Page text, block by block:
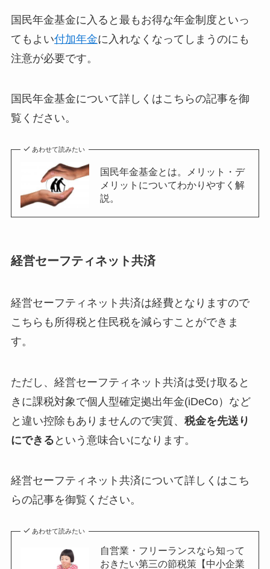
国民年金基金に入ると最もお得な年金制度といっ
てもよい付加年金に入れなくなってしまうのにも
注意が必要です。
国民年金基金について詳しくはこちらの記事を御
覧ください。
あわせて読みたい
国民年金基金とは。メリット・デ
メリットについてわかりやすく解
説。
経営セーフティネット共済
経営セーフティネット共済は経費となりますので
こちらも所得税と住民税を減らすことができま
す。
ただし、経営セーフティネット共済は受け取ると
きに課税対象で個人型確定拠出年金(iDeCo）など
と違い控除もありませんので実質、 税金を先送り
にできる という意味合いになります。
経営セーフティネット共済について詳しくはこち
らの記事を御覧ください。
あわせて読みたい
自営業・フリーランスなら知って
おきたい第三の節税策【中小企業